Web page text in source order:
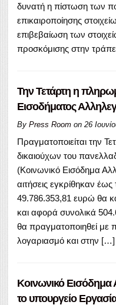
δυνατή η πίστωση των
επικαιροποίησης
επιβεβαίωση των
προσκόμισης στην
Την Τετάρτη η
Εισοδήματος
By Press Room on 26
Πραγματοποιείται την
δικαιούχων του
(Κοινωνικό Εισόδημα
αιτήσεις εγκρίθηκαν
49.786.353,81 ευρώ θα
και αφορά συνολικά
θα πραγματοποιηθεί με
λογαριασμό και στην […]
Κοινωνικό
το υπουργείο